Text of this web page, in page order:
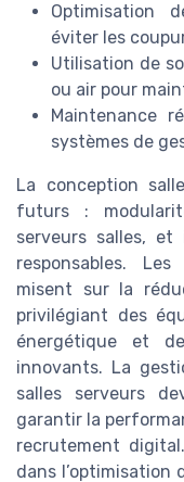
Optimisation
éviter les
Utilisation de
ou air pour
Maintenance
systèmes de
La conception
futurs :
serveurs salles,
responsables.
misent sur la
privilégiant des
énergétique et
innovants. La
salles serveurs
garantir la
recrutement
dans l’optimisation